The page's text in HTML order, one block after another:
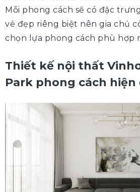
Mỗi phong cách sẽ có đặc
vẻ đẹp riêng biệt nên gia chủ
chọn lựa phong cách phù hợp
Thiết kế nội thất
Park phong cách hiện